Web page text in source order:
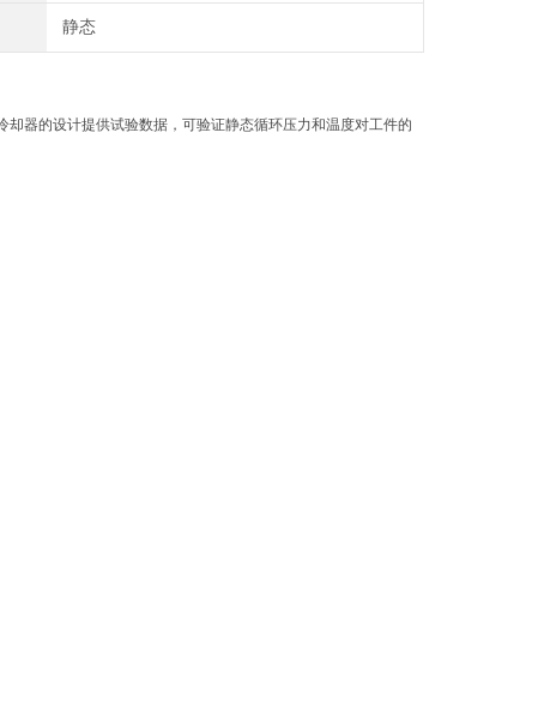
静态
器的设计提供试验数据，可验证静态循环压力和温度对工件的